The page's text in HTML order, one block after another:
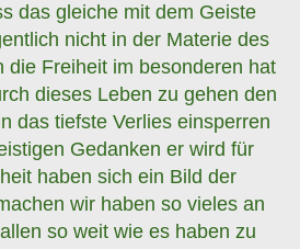
das gleiche mit dem Geiste
nicht in der Materie des
die Freiheit im besonderen hat
dieses Leben zu gehen den
das tiefste Verlies einsperren
Gedanken er wird für
haben sich ein Bild der
wir haben so vieles an
so weit wie es haben zu